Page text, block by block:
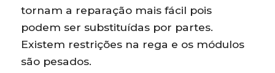
tornam a reparação mais fácil pois
podem ser substituídas por partes.
Existem restrições na rega e os módulos
são pesados.